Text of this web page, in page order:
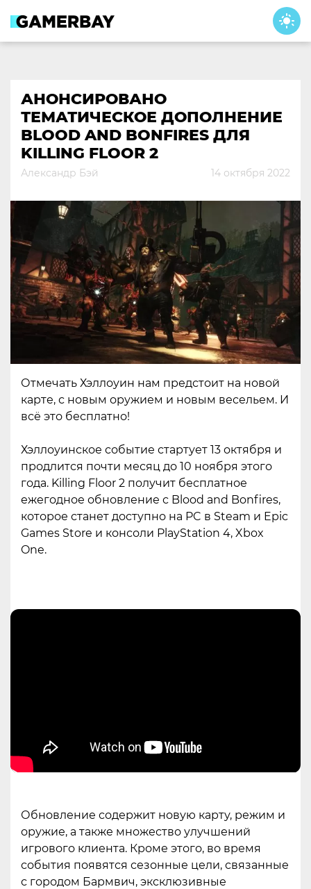
content
АНОНСИРОВАНО
ТЕМАТИЧЕСКОЕ ДОПОЛНЕНИЕ
BLOOD AND BONFIRES ДЛЯ
KILLING FLOOR 2
Александр Бэй 14 октября 2022
Отмечать Хэллоуин нам предстоит на новой
карте, с новым оружием и новым весельем. И
всё это бесплатно!
Хэллоуинское событие стартует 13 октября и
продлится почти месяц до 10 ноября этого
года. Killing Floor 2 получит бесплатное
ежегодное обновление с Blood and Bonfires,
которое станет доступно на PC в Steam и Epic
Games Store и консоли PlayStation 4, Xbox
One.
Обновление содержит новую карту, режим и
оружие, а также множество улучшений
игрового клиента. Кроме этого, во время
события появятся сезонные цели, связанные
с городом Бармвич, эксклюзивные